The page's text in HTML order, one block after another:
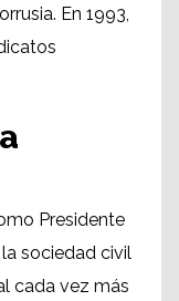
En 1993,
Presidente
sociedad civil
cada vez más